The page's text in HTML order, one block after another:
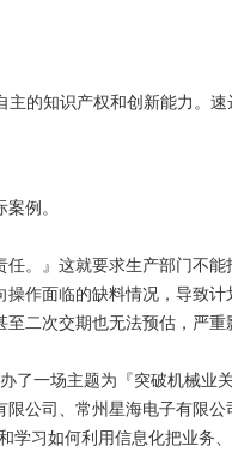
主的知识产权和创新能力。
例。
。』这就要求生产部门不
作面临的缺料情况，导致计
二次交期也无法预估，严重
场主题为『突破机械业关
公司、常州星海电子有限
习如何利用信息化把业务